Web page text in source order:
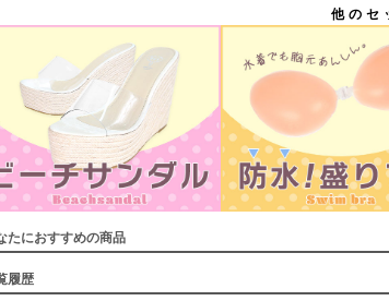
他のセ
たにおすすめの商品
履歴